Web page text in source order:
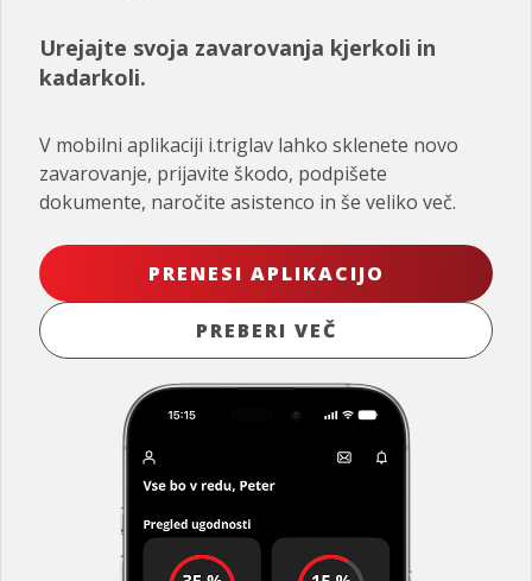
Urejajte svoja zavarovanja kjerkoli in
kadarkoli.
V mobilni aplikaciji i.triglav lahko sklenete novo
zavarovanje, prijavite škodo, podpišete
dokumente, naročite asistenco in še veliko več.
PRENESI APLIKACIJO
PREBERI VEČ